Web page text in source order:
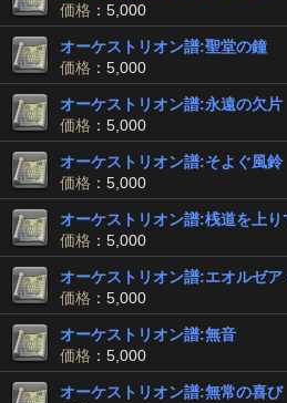
価格 ：5,000
オーケストリオン譜:聖堂の鐘
価格 ：5,000
オーケストリオン譜:永遠の欠片
価格 ：5,000
オーケストリオン譜:そよぐ風鈴
価格 ：5,000
オーケストリオン譜:桟道を上り
価格 ：5,000
オーケストリオン譜:エオルゼ
価格 ：5,000
オーケストリオン譜:無音
価格 ：5,000
オーケストリオン譜:無常の喜び